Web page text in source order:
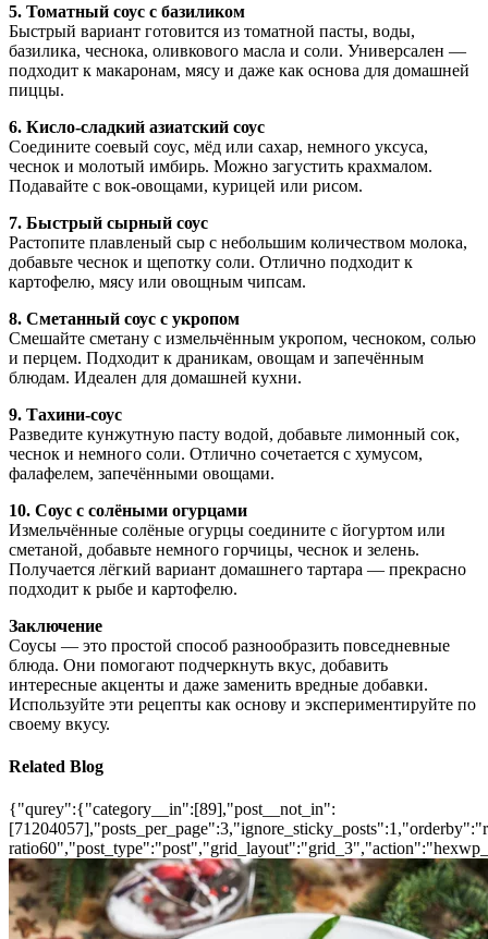
5. Томатный соус с базиликом
Быстрый вариант готовится из томатной пасты, воды,
базилика, чеснока, оливкового масла и соли. Универсален —
подходит к макаронам, мясу и даже как основа для домашней
пиццы.
6. Кисло-сладкий азиатский соус
Соедините соевый соус, мёд или сахар, немного уксуса,
чеснок и молотый имбирь. Можно загустить крахмалом.
Подавайте с вок-овощами, курицей или рисом.
7. Быстрый сырный соус
Растопите плавленый сыр с небольшим количеством молока,
добавьте чеснок и щепотку соли. Отлично подходит к
картофелю, мясу или овощным чипсам.
8. Сметанный соус с укропом
Смешайте сметану с измельчённым укропом, чесноком, солью
и перцем. Подходит к драникам, овощам и запечённым
блюдам. Идеален для домашней кухни.
9. Тахини-соус
Разведите кунжутную пасту водой, добавьте лимонный сок,
чеснок и немного соли. Отлично сочетается с хумусом,
фалафелем, запечёнными овощами.
10. Соус с солёными огурцами
Измельчённые солёные огурцы соедините с йогуртом или
сметаной, добавьте немного горчицы, чеснок и зелень.
Получается лёгкий вариант домашнего тартара — прекрасно
подходит к рыбе и картофелю.
Заключение
Соусы — это простой способ разнообразить повседневные
блюда. Они помогают подчеркнуть вкус, добавить
интересные акценты и даже заменить вредные добавки.
Используйте эти рецепты как основу и экспериментируйте по
своему вкусу.
Related Blog
{"qurey":{"category__in":[89],"post__not_in":